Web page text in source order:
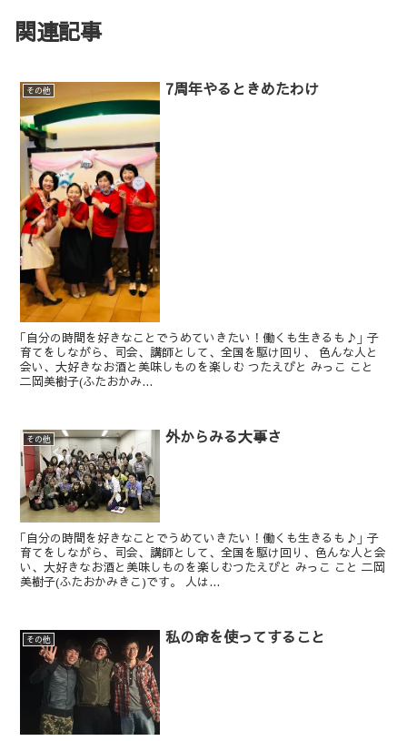
関連記事
その他 7周年やるときめたわけ
｢自分の時間を好きなことでうめていきたい！働くも生きるも♪｣ 子
育てをしながら、司会、講師として、全国を駆け回り、 色んな人と
会い、大好きなお酒と美味しものを楽しむ つたえびと みっこ こと
二岡美樹子(ふたおかみ...
その他 外からみる大事さ
｢自分の時間を好きなことでうめていきたい！働くも生きるも♪｣ 子
育てをしながら、司会、講師として、全国を駆け回り、色んな人と会
い、大好きなお酒と美味しものを楽しむつたえびと みっこ こと 二岡
美樹子(ふたおかみきこ)です。 人は...
その他 私の命を使ってすること